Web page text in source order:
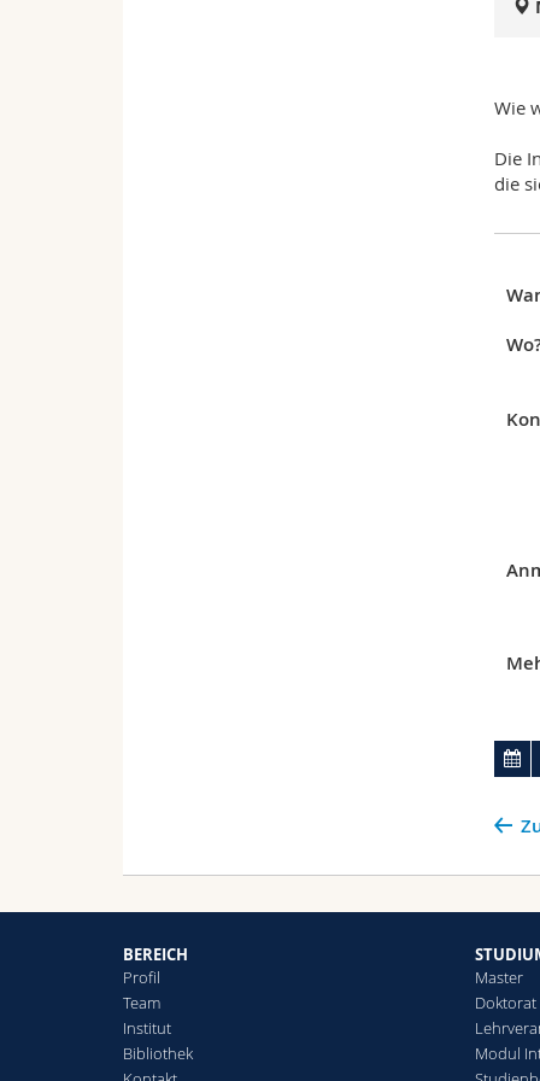
Wie
Die
die
BEREICH
Profil
Team
Institut
Bibliothek
Master
Doktorat
Modul